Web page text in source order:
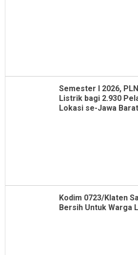
Semester I 2026,
Listrik bagi 2.930
Lokasi se-Jawa Barat
Kodim 0723/Klaten
Bersih Untuk Warga